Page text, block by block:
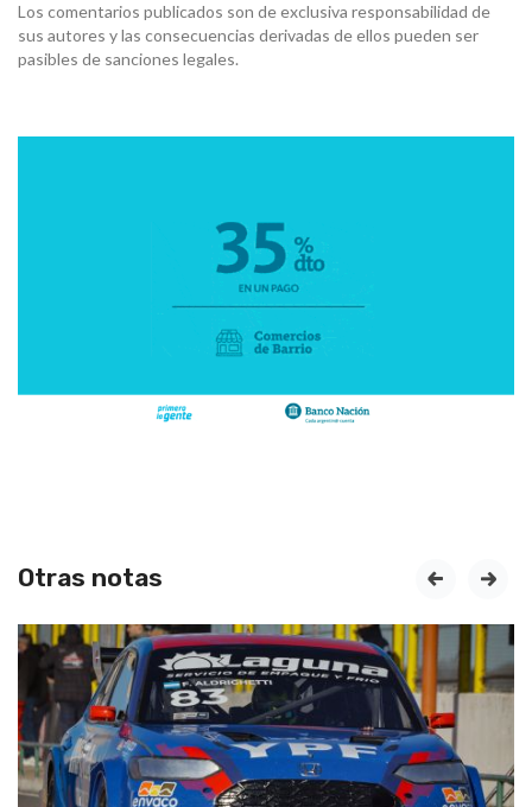
Los comentarios publicados son de exclusiva responsabilidad de
sus autores y las consecuencias derivadas de ellos pueden ser
pasibles de sanciones legales.
Otras notas prev next